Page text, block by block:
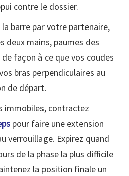
contre le dossier.
la barre par votre partenaire,
deux mains, paumes des
façon à ce que vos coudes
bras perpendiculaires au
de départ.
immobiles, contractez
pour faire une extension
verrouillage. Expirez quand
de la phase la plus difficile
la position finale un